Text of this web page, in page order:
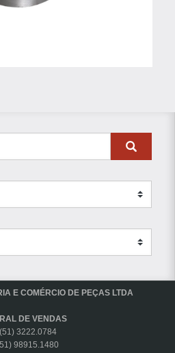
E COMÉRCIO DE PEÇAS LTDA
DE VENDAS
(51) 3222.0784
98915.1480